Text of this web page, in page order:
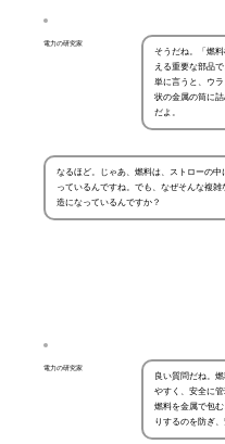
電力の研究家
そうだね。「燃
える重要な部品
単に言うと、ウ
状の金属の筒に
だよ。
なるほど。じゃあ、燃料は、ストローの中
っているんですね。でも、なぜそんな複雑
造になっているんですか？
電力の研究家
良い質問だね。
やすく、安全に管
燃料を金属で包
りするのを防ぎ